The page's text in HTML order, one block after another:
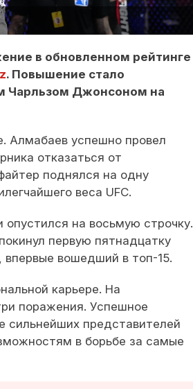
в обновленном рейтинге
. Повышение стало
Чарльзом Джонсоном на
Алмабаев успешно провел
отказаться от
поднялся на одну
веса UFC.
опустился на восьмую строчку.
первую пятнадцатку
вошедший в топ-15.
карьере. На
поражения. Успешное
сильнейших представителей
в борьбе за самые